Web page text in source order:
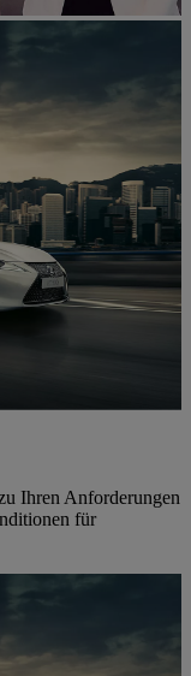
Ihren Anforderungen
für